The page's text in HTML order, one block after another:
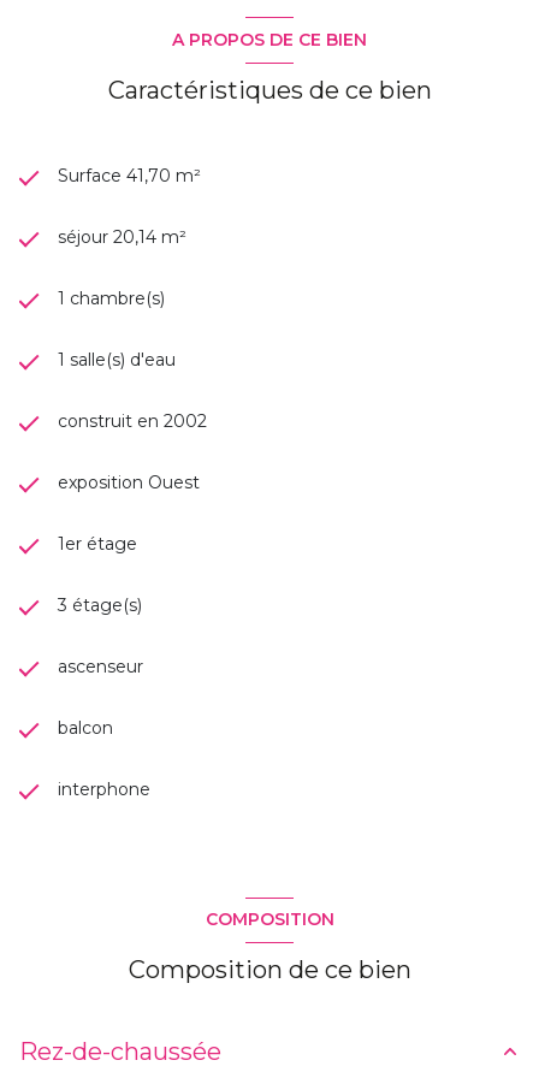
l'Immaculée, Pornichet, Saint-André des Eaux, La Baule-
Escoublac, Ruban bleu, Centre-ville, Mairie, Sautron,
Pertuishaud, Kerlédé, Porcé ...
A PROPOS DE CE BIEN
Caractéristiques de ce bien
Surface 41,70 m²
séjour 20,14 m²
1 chambre(s)
1 salle(s) d'eau
construit en 2002
exposition Ouest
1er étage
3 étage(s)
ascenseur
balcon
interphone
COMPOSITION
Composition de ce bien
Rez-de-chaussée